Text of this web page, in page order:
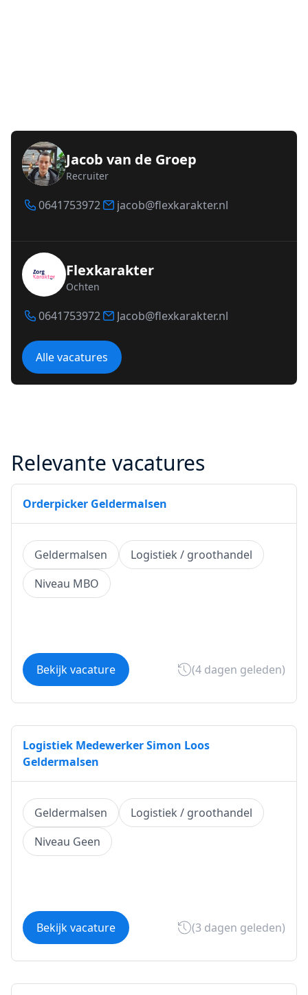
Jacob van de Groep
Recruiter
0641753972 jacob@flexkarakter.nl
Flexkarakter
Ochten
0641753972 Jacob@flexkarakter.nl
Alle vacatures
Relevante vacatures
Orderpicker Geldermalsen
Geldermalsen
Logistiek / groothandel
Niveau MBO
Bekijk vacature (4 dagen geleden)
Logistiek Medewerker Simon Loos
Geldermalsen
Geldermalsen
Logistiek / groothandel
Niveau Geen
Bekijk vacature (3 dagen geleden)